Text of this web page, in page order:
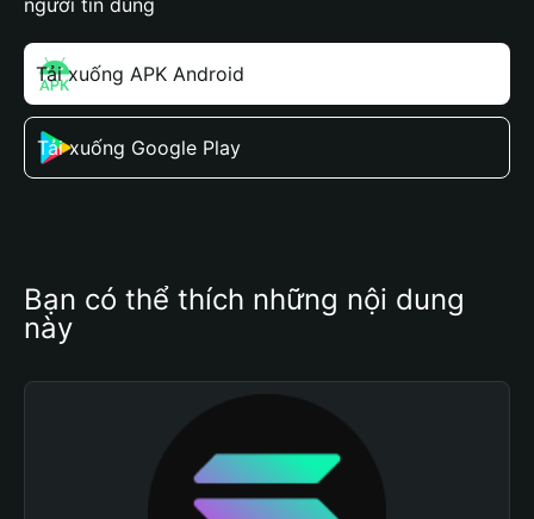
người tin dùng
Tải xuống APK Android
Tải xuống Google Play
Bạn có thể thích những nội dung
này